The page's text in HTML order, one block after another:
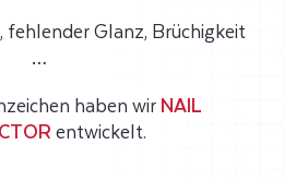
Glanz, Brüchigkeit
…
haben wirNAIL
entwickelt.